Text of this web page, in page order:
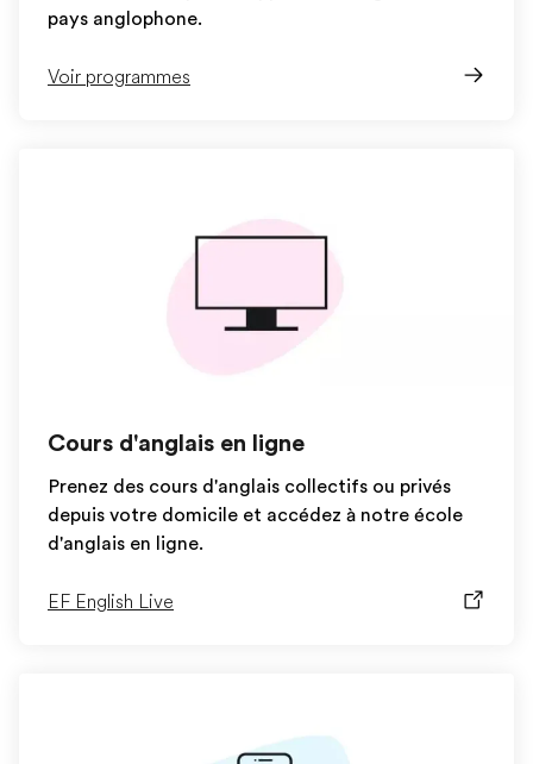
pays anglophone.
Voir programmes
Cours d'anglais en ligne
Prenez des cours d'anglais collectifs ou privés
depuis votre domicile et accédez à notre école
d'anglais en ligne.
EF English Live